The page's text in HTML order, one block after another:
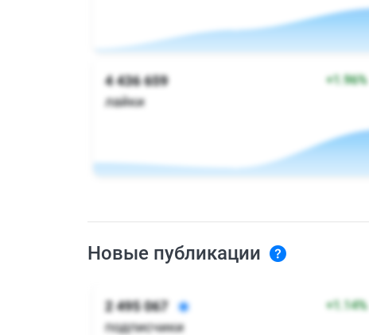
Новые публикации